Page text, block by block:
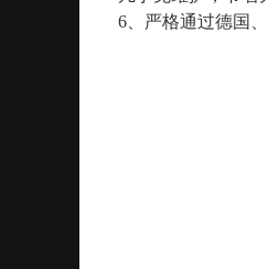
6、严格通过德国